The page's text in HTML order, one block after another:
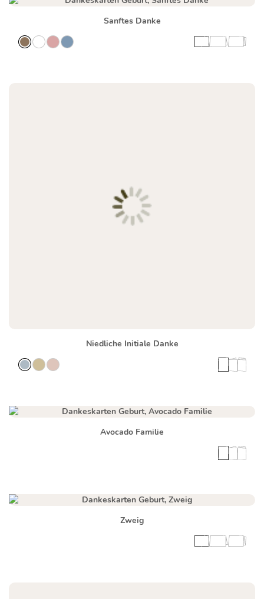
Sanftes Danke
Niedliche Initiale Danke
Avocado Familie
Zweig